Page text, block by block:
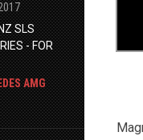
SLS
- FOR
AMG